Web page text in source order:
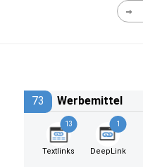
73 Werbemittel
13
Textlinks
1
DeepLink